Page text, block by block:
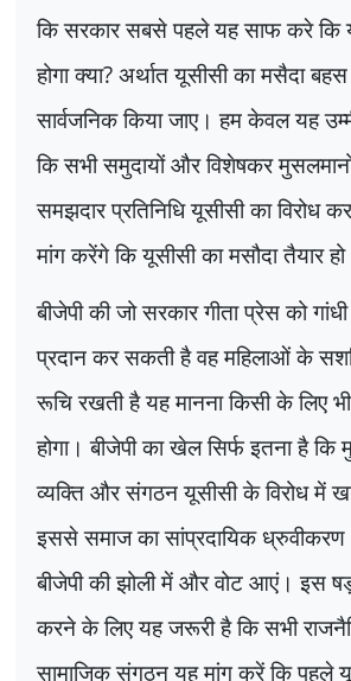
कि सरकार सबसे पहले यह साफ करे कि
होगा क्या?अर्थात यूसीसी का मसैदा
सार्वजनिक किया जाए। हम केवल यह
कि सभी समुदायों और विशेषकर
समझदार प्रतिनिधि यूसीसी का विरोध
मांग करेंगे कि यूसीसी का मसौदा तैयार
बीजेपी की जो सरकार गीता प्रेस को
प्रदान कर सकती है वह महिलाओं के
रूचि रखती है यह मानना किसी के लिए
होगा। बीजेपी का खेल सिर्फ इतना है
व्यक्ति और संगठन यूसीसी के विरोध में
इससे समाज का सांप्रदायिक
बीजेपी की झोली में और वोट आएं। इस
करने के लिए यह जरूरी है कि सभी
सामाजिक संगठन यह मांग करें कि पहले